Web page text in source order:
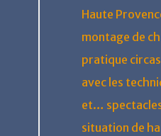
Haute
montage de
pratique
avec les
et…
situation de